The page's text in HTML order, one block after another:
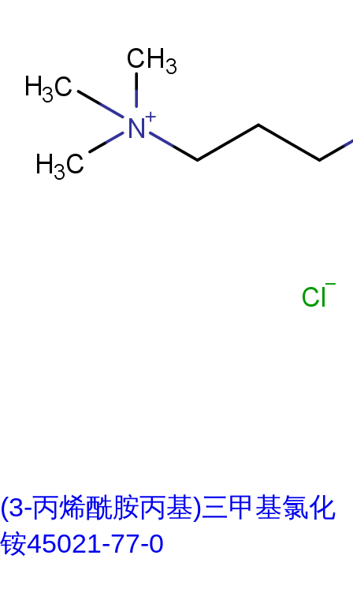
(3-丙烯酰胺丙基)三甲基氯化
铵45021-77-0